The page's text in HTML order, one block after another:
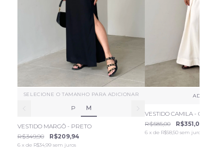
SELECIONE O TAMANHO PARA ADICIONAR
P M
VESTIDO MARGÔ - PRETO
R$349,90
R$209,94
6 x de R$34,99 sem juros
VESTIDO CAMILA -
R$585,00
R$351,00
6 x de R$58,50 sem juros